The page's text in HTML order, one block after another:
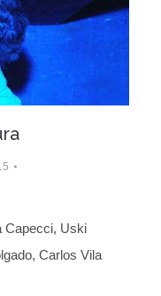
Capecci, Uski
Carlos Vila